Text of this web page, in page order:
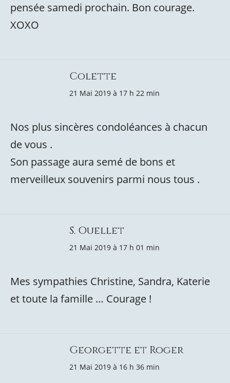
pensée samedi prochain. Bon courage.
XOXO
Colette
21 Mai 2019 à 17 h 22 min
Nos plus sincères condoléances à chacun
de vous .
Son passage aura semé de bons et
merveilleux souvenirs parmi nous tous .
S. Ouellet
21 Mai 2019 à 17 h 01 min
Mes sympathies Christine, Sandra, Katerie
et toute la famille … Courage !
Georgette et Roger
21 Mai 2019 à 16 h 36 min